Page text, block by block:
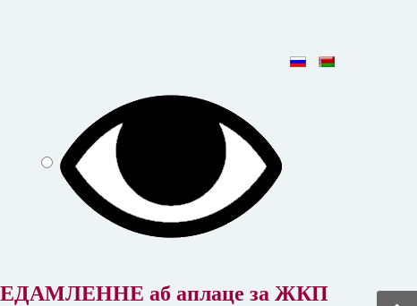
аб аплаце за ЖКП